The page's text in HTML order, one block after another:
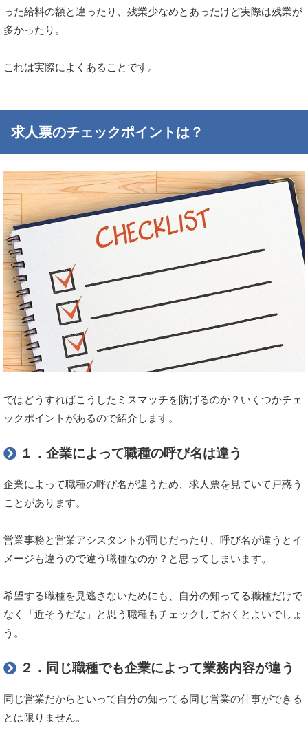
った給料の額と違ったり、残業少なめとあったけど実際は残業が
多かったり。
これは実際によくあることです。
求人票のチェックポイントは？
ではどうすればこうしたミスマッチを防げるのか？いくつかチェ
ックポイントがあるので紹介します。
１．企業によって職種の呼び名は違う
企業によって職種の呼び名が違うため、求人票を見ていて戸惑う
ことがあります。
営業事務と営業アシスタントが同じだったり、呼び名が違うとイ
メージも違うので違う職種なのか？と思ってしまいます。
希望する職種を見逃さないためにも、自分の知ってる職種だけで
なく「近そうだな」と思う職種もチェックしておくとよいでしょ
う。
２．同じ職種でも企業によって業務内容が違う
同じ営業だからといって自分の知ってる同じ営業の仕事ができる
とは限りません。